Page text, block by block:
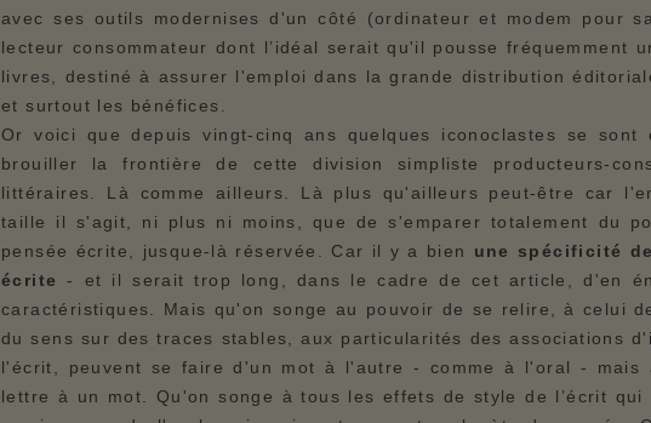
avec ses outils modernises d'un côté (ordinateur et modem pour
lecteur consommateur dont l’idéal serait qu'il pousse fréquemment
livres, destiné à assurer l'emploi dans la grande distribution
et surtout les bénéfices.
Or voici que depuis vingt-cinq ans quelques iconoclastes se sont
brouiller la frontière de cette division simpliste producteurs-
littéraires. Là comme ailleurs. Là plus qu'ailleurs peut-être car
taille il s'agit, ni plus ni moins, que de s'emparer totalement du
pensée écrite, jusque-là réservée. Car il y a bien une spécificité
écrite
- et il serait trop long, dans le cadre de cet article, d'en
caractéristiques. Mais qu'on songe au pouvoir de se relire, à celui
du sens sur des traces stables, aux particularités des associations
l'écrit, peuvent se faire d'un mot à l'autre - comme à l'oral - mais
lettre à un mot. Qu'on songe à tous les effets de style de l’écrit qui